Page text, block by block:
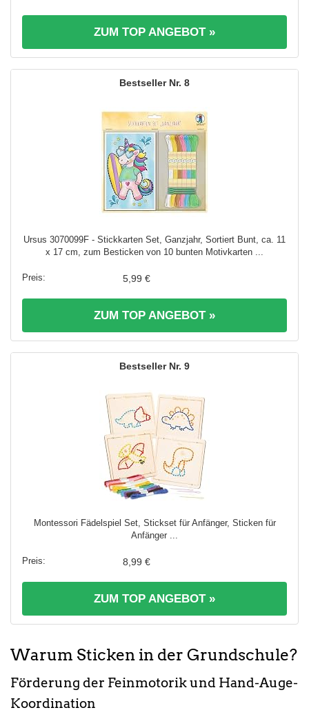
ZUM TOP ANGEBOT »
8
Ursus 3070099F - Stickkarten Set, Ganzjahr, Sortiert Bunt, ca. 11
x 17 cm, zum Besticken von 10 bunten Motivkarten ...
5,99 €
ZUM TOP ANGEBOT »
9
Montessori Fädelspiel Set, Stickset für Anfänger, Sticken für
Anfänger ...
8,99 €
ZUM TOP ANGEBOT »
Warum Sticken in der Grundschule?
Förderung der Feinmotorik und Hand-Auge-
Koordination